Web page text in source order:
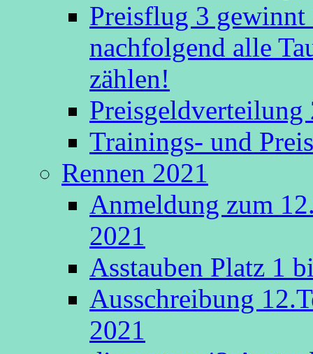
Preisflug 3
nachfolgend alle
zählen!
Preisgeldverteilung
Trainings- und
Rennen 2021
Anmeldung zum
2021
Asstauben Platz 1
Ausschreibung
2021